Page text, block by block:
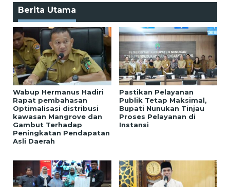
Berita Utama
Wabup Hermanus Hadiri
Rapat pembahasan
Optimalisasi distribusi
kawasan Mangrove dan
Gambut Terhadap
Peningkatan Pendapatan
Asli Daerah
Pastikan Pelayanan
Publik Tetap Maksimal,
Bupati Nunukan Tinjau
Proses Pelayanan di
Instansi